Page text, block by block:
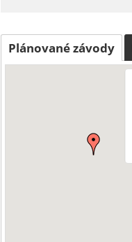
Plánované závody